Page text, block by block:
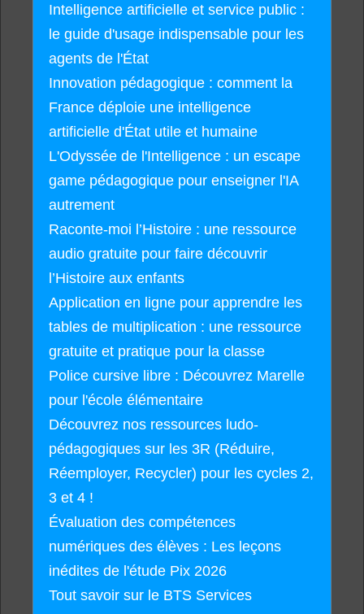
Intelligence artificielle et service public :
le guide d'usage indispensable pour les
agents de l'État
Innovation pédagogique : comment la
France déploie une intelligence
artificielle d'État utile et humaine
L'Odyssée de l'Intelligence : un escape
game pédagogique pour enseigner l'IA
autrement
Raconte-moi l’Histoire : une ressource
audio gratuite pour faire découvrir
l’Histoire aux enfants
Application en ligne pour apprendre les
tables de multiplication : une ressource
gratuite et pratique pour la classe
Police cursive libre : Découvrez Marelle
pour l'école élémentaire
Découvrez nos ressources ludo-
pédagogiques sur les 3R (Réduire,
Réemployer, Recycler) pour les cycles 2,
3 et 4 !
Évaluation des compétences
numériques des élèves : Les leçons
inédites de l'étude Pix 2026
Tout savoir sur le BTS Services